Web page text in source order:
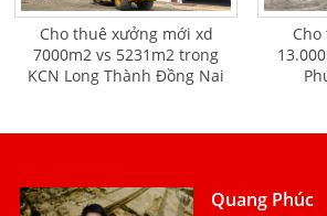
Cho thuê xưởng mới xd
7000m2 vs 5231m2 trong
KCN Long Thành Đồng Nai
Quang Phúc